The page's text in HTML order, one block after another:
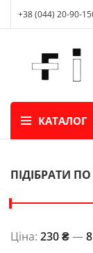
+38 (044) 20-90-
КАТАЛОГ
ПІДІБРАТИ ПО
Ціна: 230 ₴—